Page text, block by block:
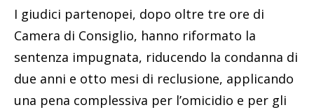
I giudici partenopei, dopo oltre tre ore di
Camera di Consiglio, hanno riformato la
sentenza impugnata, riducendo la condanna di
due anni e otto mesi di reclusione, applicando
una pena complessiva per l’omicidio e per gli